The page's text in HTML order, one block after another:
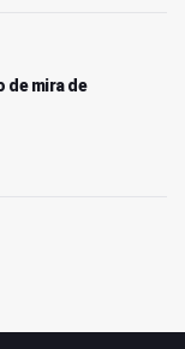
de mira de